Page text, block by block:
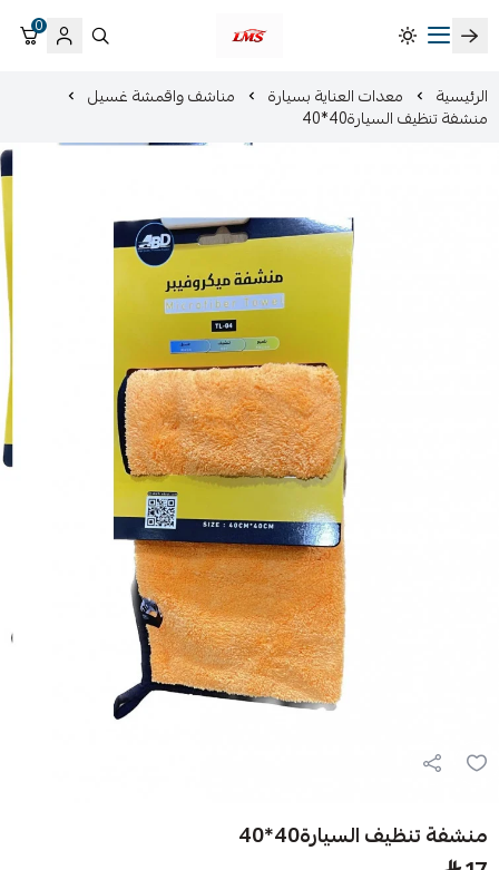
متجر لمسات الشرقية لزينة سيارات LMS
0
الرئيسية معدات العناية بسيارة مناشف واقمشة غسيل
منشفة تنظيف السيارة40*40
منشفة تنظيف السيارة40*40